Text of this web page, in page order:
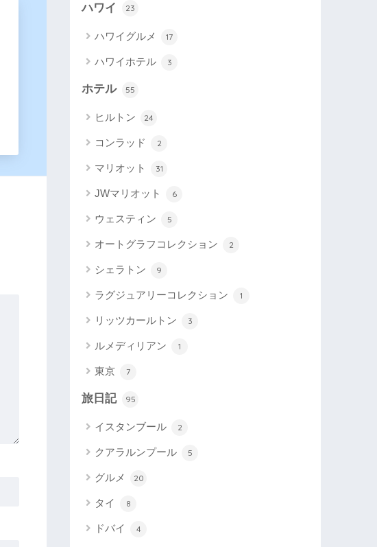
ハワイ 23
ハワイグルメ 17
ハワイホテル 3
ホテル 55
ヒルトン 24
コンラッド 2
マリオット 31
JWマリオット 6
ウェスティン 5
オートグラフコレクション 2
シェラトン 9
ラグジュアリーコレクション 1
リッツカールトン 3
ルメディリアン 1
東京 7
旅日記 95
イスタンブール 2
クアラルンプール 5
グルメ 20
タイ 8
ドバイ 4